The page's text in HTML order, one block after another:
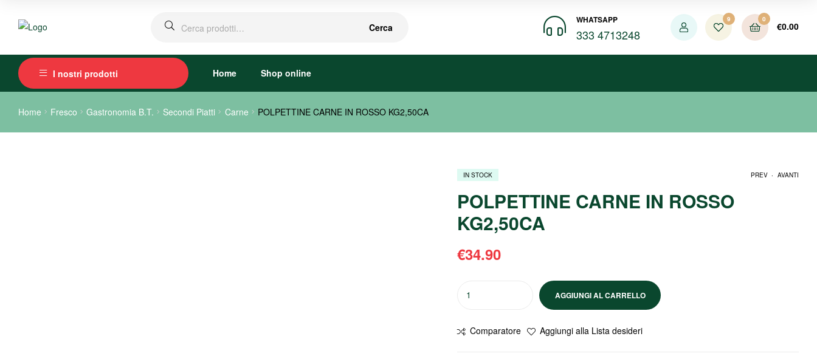
Cerca
WHATSAPP
333 4713248
9 0
€0.00
I nostri prodotti Home Shop online
Home Fresco Gastronomia B.T. Secondi Piatti Carne POLPETTINE CARNE IN ROSSO KG2,50CA
PREV . AVANTI
IN STOCK
POLPETTINE CARNE IN ROSSO
KG2,50CA
€34.90
AGGIUNGI AL CARRELLO
Comparatore Aggiungi alla Lista desideri